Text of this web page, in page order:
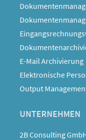
E-Mail Archivierung
Elektronische
Output
UNTERNEHMEN
2B Consulting